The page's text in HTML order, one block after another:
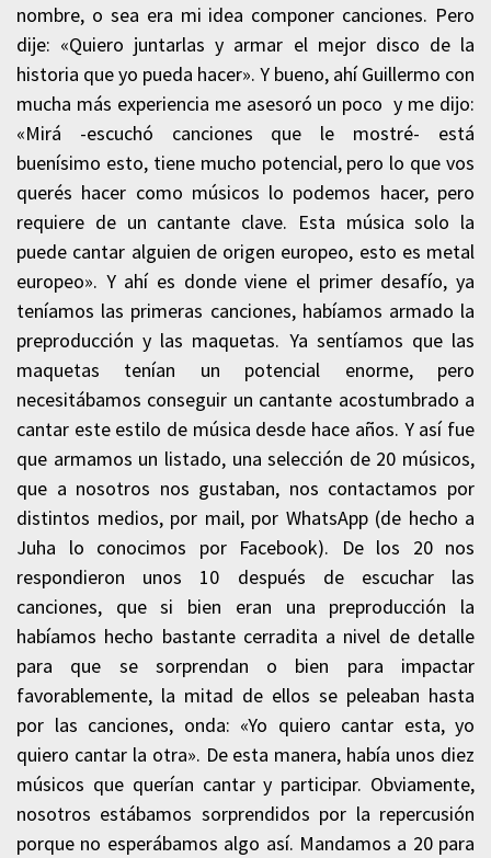
nombre, o sea era mi idea componer canciones. Pero
dije: «Quiero juntarlas y armar el mejor disco de la
historia que yo pueda hacer». Y bueno, ahí Guillermo con
mucha más experiencia me asesoró un poco y me dijo:
«Mirá -escuchó canciones que le mostré- está
buenísimo esto, tiene mucho potencial, pero lo que vos
querés hacer como músicos lo podemos hacer, pero
requiere de un cantante clave. Esta música solo la
puede cantar alguien de origen europeo, esto es metal
europeo». Y ahí es donde viene el primer desafío, ya
teníamos las primeras canciones, habíamos armado la
preproducción y las maquetas. Ya sentíamos que las
maquetas tenían un potencial enorme, pero
necesitábamos conseguir un cantante acostumbrado a
cantar este estilo de música desde hace años. Y así fue
que armamos un listado, una selección de 20 músicos,
que a nosotros nos gustaban, nos contactamos por
distintos medios, por mail, por WhatsApp (de hecho a
Juha lo conocimos por Facebook). De los 20 nos
respondieron unos 10 después de escuchar las
canciones, que si bien eran una preproducción la
habíamos hecho bastante cerradita a nivel de detalle
para que se sorprendan o bien para impactar
favorablemente, la mitad de ellos se peleaban hasta
por las canciones, onda: «Yo quiero cantar esta, yo
quiero cantar la otra». De esta manera, había unos diez
músicos que querían cantar y participar. Obviamente,
nosotros estábamos sorprendidos por la repercusión
porque no esperábamos algo así. Mandamos a 20 para